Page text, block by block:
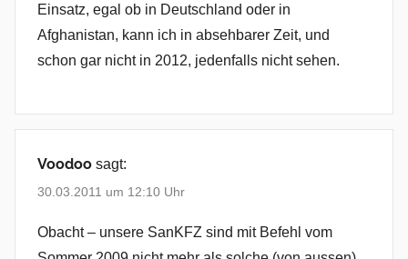
Einsatz, egal ob in Deutschland oder in
Afghanistan, kann ich in absehbarer Zeit, und
schon gar nicht in 2012, jedenfalls nicht sehen.
Voodoo sagt:
30.03.2011 um 12:10 Uhr
Obacht – unsere SanKFZ sind mit Befehl vom